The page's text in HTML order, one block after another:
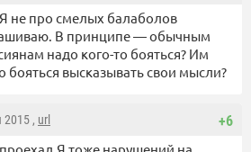
Я не про смелых балаболов
В принципе — обычным
надо кого-то бояться? Им
бояться высказывать свои мысли?
+6
, url